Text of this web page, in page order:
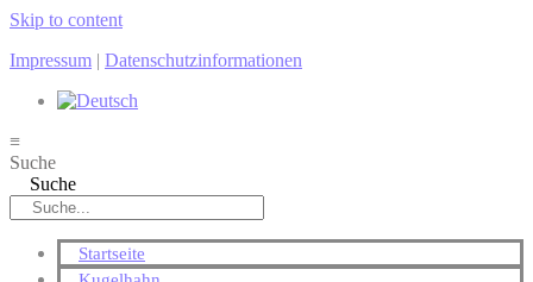
Skip to content
Impressum | Datenschutzinformationen
≡
Suche
Suche
Startseite